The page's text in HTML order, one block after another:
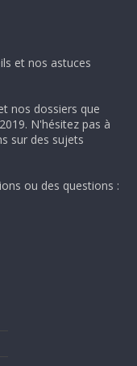
et nos astuces
nos dossiers que
N'hésitez pas à
sur des sujets
ou des questions :